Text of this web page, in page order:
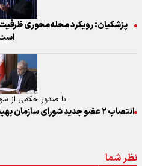
پزشکیان: رویکرد محله‌محوری
با صدور حکمی از
انتصاب ۲ عضو جدید شورای سازمان بهینه‌سازی و مدیریت راهبردی انرژی
نظر شما